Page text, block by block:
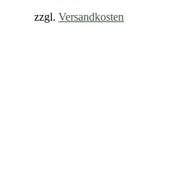
zzgl. Versandkosten